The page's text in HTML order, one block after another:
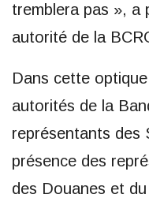
tremblera pas », a
autorité de la
Dans cette
autorités de la
représentants des
présence des
des Douanes et